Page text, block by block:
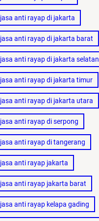
jasa anti rayap di jakarta
jasa anti rayap di jakarta barat
jasa anti rayap di jakarta selatan
jasa anti rayap di jakarta timur
jasa anti rayap di jakarta utara
jasa anti rayap di serpong
jasa anti rayap di tangerang
jasa anti rayap jakarta
jasa anti rayap jakarta barat
jasa anti rayap kelapa gading